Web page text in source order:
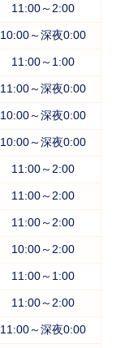
11:00～2:00
10:00～深夜0:00
11:00～1:00
11:00～深夜0:00
10:00～深夜0:00
10:00～深夜0:00
11:00～2:00
11:00～2:00
11:00～2:00
10:00～2:00
11:00～1:00
11:00～2:00
11:00～深夜0:00